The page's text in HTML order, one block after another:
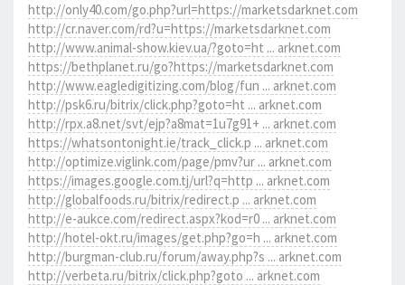
http://only40.com/go.php?url=https://marketsdarknet.com
http://cr.naver.com/rd?u=https://marketsdarknet.com
http://www.animal-show.kiev.ua/?goto=ht ... arknet.com
https://bethplanet.ru/go?https://marketsdarknet.com
http://www.eagledigitizing.com/blog/fun ... arknet.com
http://psk6.ru/bitrix/click.php?goto=ht ... arknet.com
http://rpx.a8.net/svt/ejp?a8mat=1u7g91+ ... arknet.com
https://whatsontonight.ie/track_click.p ... arknet.com
http://optimize.viglink.com/page/pmv?ur ... arknet.com
https://images.google.com.tj/url?q=http ... arknet.com
http://globalfoods.ru/bitrix/redirect.p ... arknet.com
http://e-aukce.com/redirect.aspx?kod=r0 ... arknet.com
http://hotel-okt.ru/images/get.php?go=h ... arknet.com
http://burgman-club.ru/forum/away.php?s ... arknet.com
http://verbeta.ru/bitrix/click.php?goto ... arknet.com